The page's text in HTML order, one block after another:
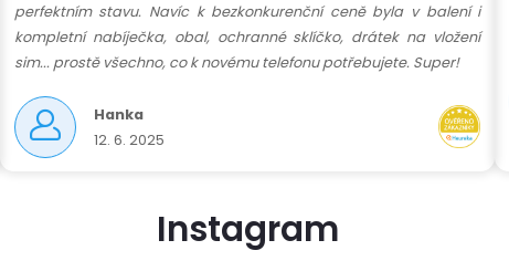
perfektním stavu. Navíc k bezkonkurenční ceně byla v balení i
kompletní nabíječka, obal, ochranné sklíčko, drátek na vložení
sim... prostě všechno, co k novému telefonu potřebujete. Super!
Hanka
12. 6. 2025
Instagram